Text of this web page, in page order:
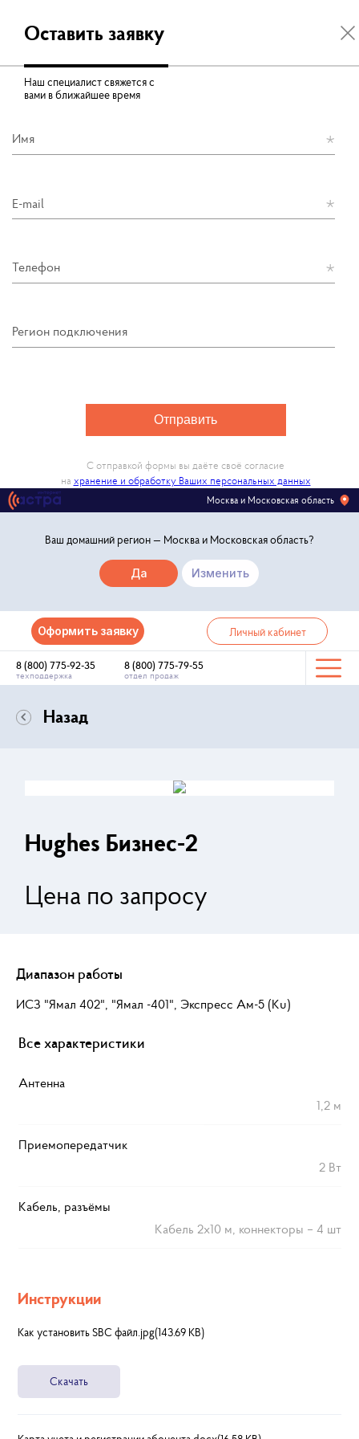
Оставить заявку
Наш специалист свяжется с
вами в ближайшее время
Имя
E-mail
Телефон
Регион подключения
Отправить
С отправкой формы вы даёте своё согласие
на хранение и обработку Ваших персональных данных
Москва и Московская область
Ваш домашний регион — Москва и Московская область?
Да Изменить
Оформить заявку Личный кабинет
8 (800) 775-92-35
техподдержка
8 (800) 775-79-55
отдел продаж
Назад
Hughes Бизнес-2
Цена по запросу
Диапазон работы
ИСЗ "Ямал 402", "Ямал -401", Экспресс Ам-5 (Кu)
Все характеристики
Антенна
1,2 м
Приемопередатчик
2 Вт
Кабель, разъёмы
Кабель 2х10 м, коннекторы – 4 шт
Инструкции
Как установить SBC файл.jpg(143.69 KB)
Скачать